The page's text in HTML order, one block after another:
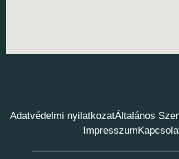
Adatvédelmi nyilatkozatÁltalános
Impresszum